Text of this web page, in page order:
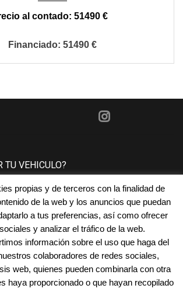
51490 €
51490 €
TU VEHICULO?
con nosotros y le tasaremos su
compromiso.
San Juan
encontramos la financiación
a tus necesidades.
propias y de terceros con la finalidad de
de la web y los anuncios que puedan
a tus preferencias, así como ofrecer
y analizar el tráfico de la web.
información sobre el uso que haga del
colaboradores de redes sociales,
web, quienes pueden combinarla con otra
haya proporcionado o que hayan recopilado